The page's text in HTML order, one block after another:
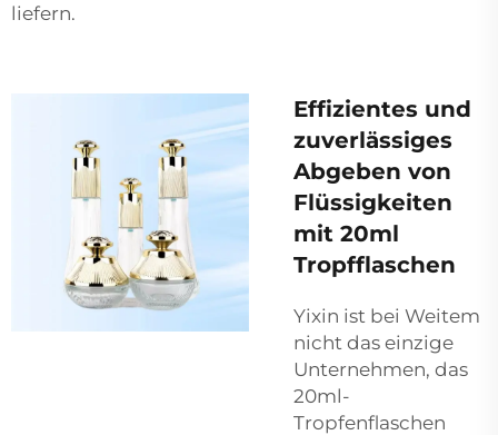
liefern.
Effizientes und
zuverlässiges
Abgeben von
Flüssigkeiten
mit 20ml
Tropfflaschen
Yixin ist bei Weitem
nicht das einzige
Unternehmen, das
20ml-
Tropfenflaschen